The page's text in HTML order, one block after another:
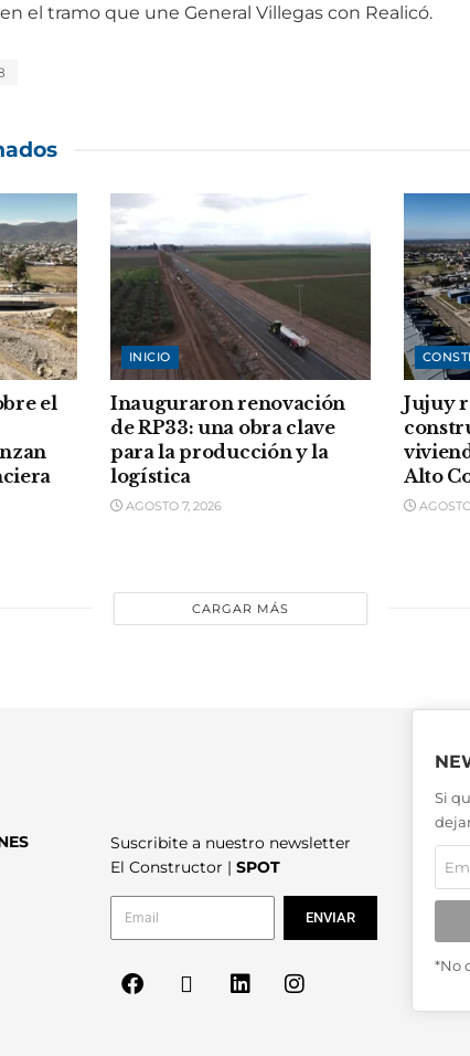
el tramo que une General Villegas con Realicó.
el
INICIO
Inauguraron renovación
de RP33: una obra clave
para la producción y la
logística
AGOSTO 7, 2026
Jujuy
Alto
CARGAR MÁS
Suscribite a nuestro newsletter
El Constructor | SPOT
ENVIAR
Si
*No